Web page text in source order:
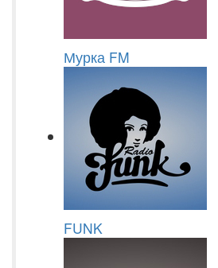
Мурка FM
FUNK